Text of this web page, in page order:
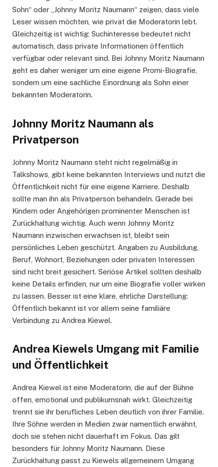
Sohn“ oder „Johnny Moritz Naumann“ zeigen, dass viele
Leser wissen möchten, wie privat die Moderatorin lebt.
Gleichzeitig ist wichtig: Suchinteresse bedeutet nicht
automatisch, dass private Informationen öffentlich
verfügbar oder relevant sind. Bei Johnny Moritz Naumann
geht es daher weniger um eine eigene Promi-Biografie,
sondern um eine sachliche Einordnung als Sohn einer
bekannten Moderatorin.
Johnny Moritz Naumann als
Privatperson
Johnny Moritz Naumann steht nicht regelmäßig in
Talkshows, gibt keine bekannten Interviews und nutzt die
Öffentlichkeit nicht für eine eigene Karriere. Deshalb
sollte man ihn als Privatperson behandeln. Gerade bei
Kindern oder Angehörigen prominenter Menschen ist
Zurückhaltung wichtig. Auch wenn Johnny Moritz
Naumann inzwischen erwachsen ist, bleibt sein
persönliches Leben geschützt. Angaben zu Ausbildung,
Beruf, Wohnort, Beziehungen oder privaten Interessen
sind nicht breit gesichert. Seriöse Artikel sollten deshalb
keine Details erfinden, nur um eine Biografie voller wirken
zu lassen. Besser ist eine klare, ehrliche Darstellung:
Öffentlich bekannt ist vor allem seine familiäre
Verbindung zu Andrea Kiewel.
Andrea Kiewels Umgang mit Familie
und Öffentlichkeit
Andrea Kiewel ist eine Moderatorin, die auf der Bühne
offen, emotional und publikumsnah wirkt. Gleichzeitig
trennt sie ihr berufliches Leben deutlich von ihrer Familie.
Ihre Söhne werden in Medien zwar namentlich erwähnt,
doch sie stehen nicht dauerhaft im Fokus. Das gilt
besonders für Johnny Moritz Naumann. Diese
Zurückhaltung passt zu Kiewels allgemeinem Umgang